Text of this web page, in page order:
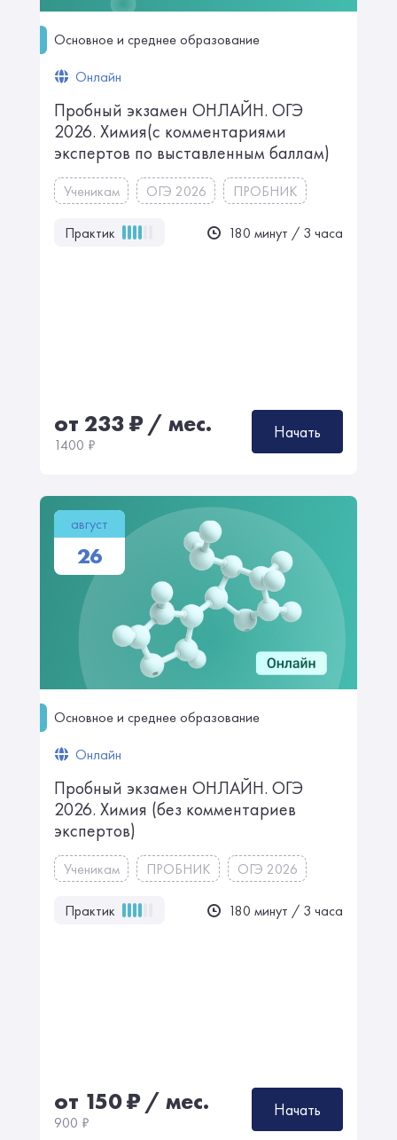
Основное и среднее образование
Онлайн
Пробный экзамен ОНЛАЙН. ㅤㅤОГЭ
2026. Химияㅤㅤㅤㅤㅤㅤㅤ(с комментариями
экспертов по выставленным баллам)
Ученикам ОГЭ 2026 ПРОБНИК
Практик 180 минут / 3 часа
от 233₽/ мес.
1400 ₽
Начать
август
26
Основное и среднее образование
Онлайн
Пробный экзамен ОНЛАЙН. ㅤㅤОГЭ
2026. Химия ㅤㅤㅤㅤㅤㅤ(без комментариев
экспертов)
Ученикам ПРОБНИК ОГЭ 2026
Практик 180 минут / 3 часа
от 150₽/ мес.
900 ₽
Начать